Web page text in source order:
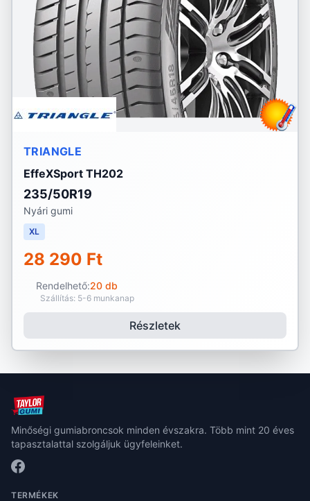
TRIANGLE
EffeXSport TH202
235/50R19
Nyári gumi
XL
28 290 Ft
Rendelhető:20 db
Szállítás: 5-6 munkanap
Részletek
Minőségi gumiabroncsok minden évszakra. Több mint 20 éves
tapasztalattal szolgáljuk ügyfeleinket.
TERMÉKEK